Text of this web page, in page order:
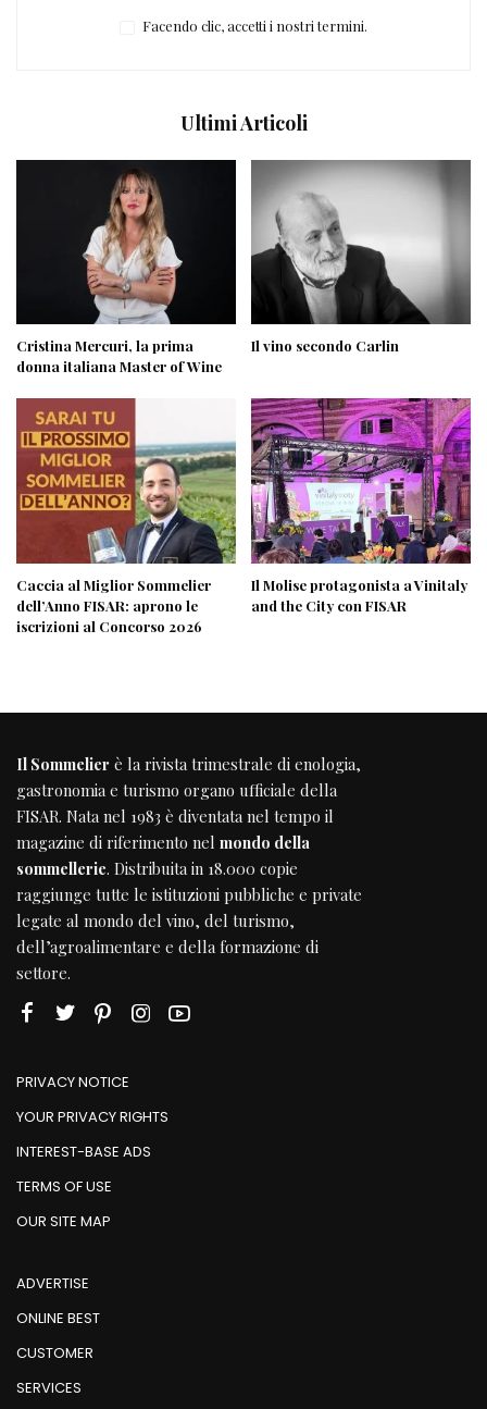
Facendo clic, accetti i nostri termini.
Ultimi Articoli
Cristina Mercuri, la prima
donna italiana Master of Wine
Il vino secondo Carlin
Caccia al Miglior Sommelier
dell’Anno FISAR: aprono le
iscrizioni al Concorso 2026
Il Molise protagonista a Vinitaly
and the City con FISAR
Il Sommelier è la rivista trimestrale di enologia,
gastronomia e turismo organo ufficiale della
FISAR. Nata nel 1983 è diventata nel tempo il
magazine di riferimento nel mondo della
sommellerie. Distribuita in 18.000 copie
raggiunge tutte le istituzioni pubbliche e private
legate al mondo del vino, del turismo,
dell’agroalimentare e della formazione di
settore.
PRIVACY NOTICE
YOUR PRIVACY RIGHTS
INTEREST-BASE ADS
TERMS OF USE
OUR SITE MAP
ADVERTISE
ONLINE BEST
CUSTOMER
SERVICES